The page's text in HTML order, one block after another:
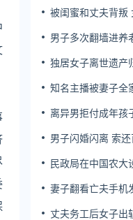
被闺蜜和丈夫背叛
男子多次翻墙进养
独居女子离世遗产
知名主播被妻子全
离异男拒付成年孩
男子闪婚闪离 索
民政局在中国农大
妻子翻看亡夫手机
丈夫务工后女子出